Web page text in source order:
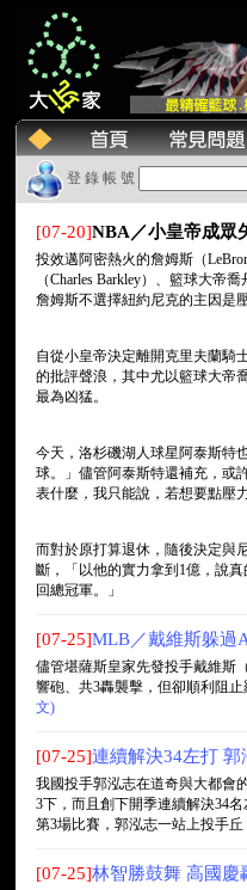
登 錄 帳 號
[07-20]NBA／小皇帝成眾
投效邁阿密熱火的詹姆斯（
（Charles Barkley）、籃球大帝
詹姆斯不選擇紐約尼克的主因是
自從小皇帝決定離開克里夫蘭騎
的批評聲浪，其中尤以籃球大帝
最為凶猛。
今天，洛杉磯湖人球星阿泰斯特
球。」儘管阿泰斯特還補充，或
表什麼，我只能說，若想要點壓
而對於原打算退休，隨後決定與
斷，「以他的實力拿到1億，說
回總冠軍。」
[07-25]MLB／戴維斯躲過
儘管堪薩斯皇家先發投手戴維斯
響砲、共3轟襲擊，但卻順利阻
文)
[07-25]連續解決34左打 郭
我國投手郭泓志在道奇與大都會
3下，而且創下開季連續解決34
第3場比賽，郭泓志一站上投手丘
[07-25]林智勝鼓舞 高國慶